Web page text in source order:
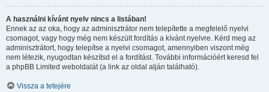
A használni kívánt nyelv nincs a listában!
Ennek az az oka, hogy az adminisztrátor nem telepítette a megfelelő nyelvi
csomagot, vagy hogy még nem készült fordítás a kívánt nyelvre. Kérd meg az
adminisztrátort, hogy telepítse a nyelvi csomagot, amennyiben viszont még
nem létezik, nyugodtan készítsd el a fordítást. További információért keresd fel
a phpBB Limited weboldalát (a link az oldal alján található).
Vissza a tetejére